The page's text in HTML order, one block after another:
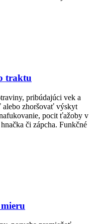
traktu
pribúdajúci vek a
alebo zhoršovať výskyt
pocit ťažoby v
či zápcha. Funkčné